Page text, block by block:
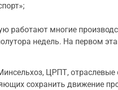
работают многие
недель. На первом
ЦРПТ,
сохранить движение